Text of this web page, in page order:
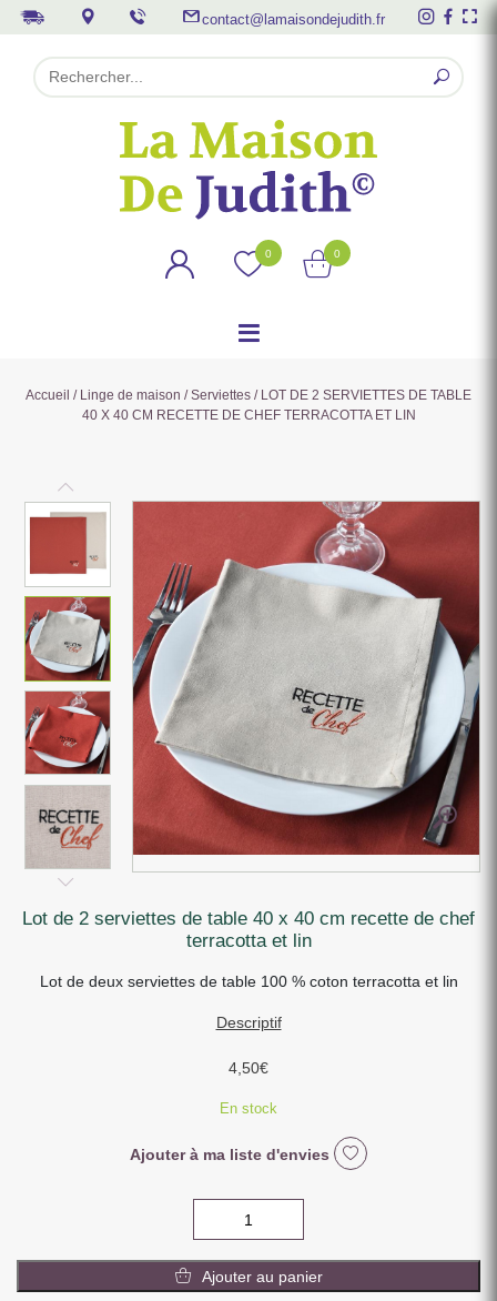
contact@lamaisondejudith.fr
0 0
Accueil / Linge de maison /Serviettes / LOT DE 2 SERVIETTES DE TABLE
40 X 40 CM RECETTE DE CHEF TERRACOTTA ET LIN
lot de 2 serviettes de table 40 x 40 cm recette de chef
terracotta et lin
Lot de deux serviettes de table 100 % coton terracotta et lin
Descriptif
4,50€
En stock
Ajouter à ma liste d'envies
LOT
DE
Ajouter au panier